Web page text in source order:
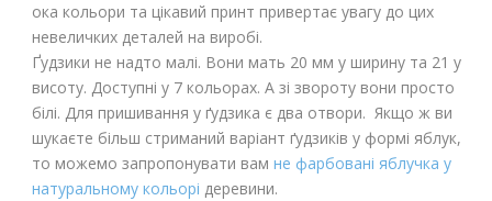
ока кольори та цікавий принт привертає увагу до цих
невеличких деталей на виробі.
Ґудзики не надто малі. Вони мать 20 мм у ширину та 21 у
висоту. Доступні у 7 кольорах. А зі звороту вони просто
білі. Для пришивання у ґудзика є два отвори. Якщо ж ви
шукаєте більш стриманий варіант ґудзиків у формі яблук,
то можемо запропонувати вам не фарбовані яблучка у
натуральному кольорі деревини.